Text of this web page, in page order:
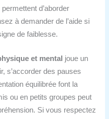
d’aborder
à demander de l’aide si
de faiblesse.
et mental joue un
s’accorder des pauses
équilibrée font la
ou en petits groupes peut
Si vous respectez